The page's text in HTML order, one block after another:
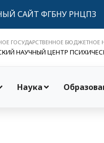
САЙТ ФГБНУ РНЦПЗ
ГОСУДАРСТВЕННОЕ БЮДЖЕТНОЕ
НАУЧНЫЙ ЦЕНТР
Наука